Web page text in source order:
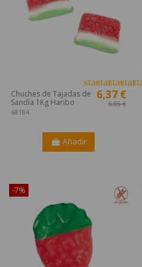
Chuches de Tajadas de
Sandía 1Kg Haribo
68184
6,37 €
6,85 €
starstarstarstar
Añadir
-7%